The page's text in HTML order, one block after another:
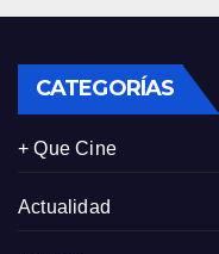
CATEGORÍAS
+ Que Cine
Actualidad